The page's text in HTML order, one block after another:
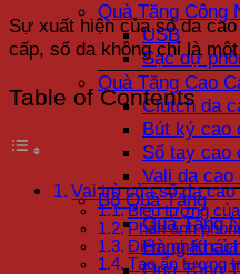
Quà Tặng Công
USB
Sạc dự
Quà Tặng Cao
Clutch da
Bút ký cao
Sổ tay cao
Vali da cao
Bộ Quà Tặng
Quà Tặng
Hàng
Quà Tặng
Sự xuất hiện của sổ da
cấp, sổ da không chỉ là
Table of Contents
Vai trò của sổ da
Biểu tượng
Phản ánh
Điểm nhấn của
Tạo ấn tượng